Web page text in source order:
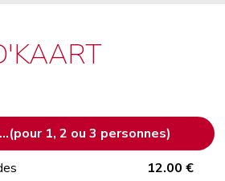
1, 2 ou 3 personnes)
12.00 €